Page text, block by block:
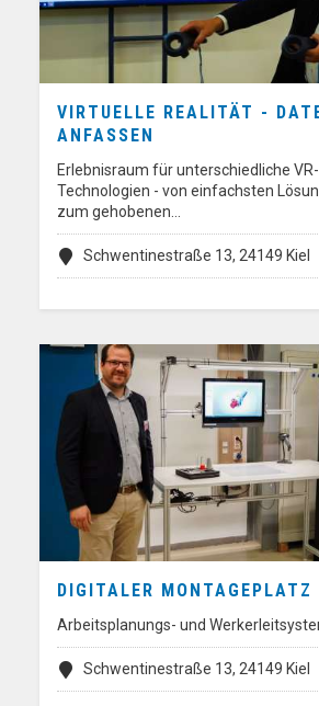
VIRTUELLE REALITÄT -
ANFASSEN
Erlebnisraum für unterschiedliche VR-
Technologien - von einfachsten
zum gehobenen…
Schwentinestraße 13, 24149 Kiel
DIGITALER MONTAGEPLATZ
Arbeitsplanungs- und
Schwentinestraße 13, 24149 Kiel